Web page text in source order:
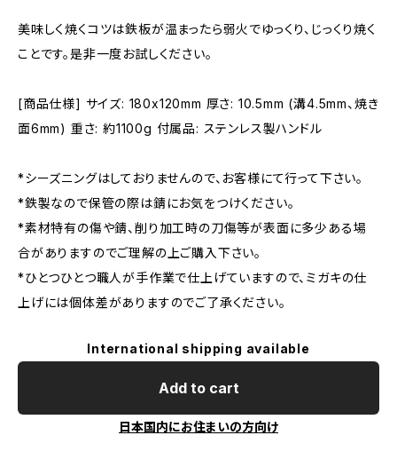
美味しく焼くコツは鉄板が温まったら弱火でゆっくり、じっくり焼く
ことです。是非一度お試しください。
[商品仕様] サイズ: 180x120mm 厚さ: 10.5mm (溝4.5mm、焼き
面6mm) 重さ: 約1100g 付属品: ステンレス製ハンドル
*シーズニングはしておりませんので、お客様にて行って下さい。
*鉄製なので保管の際は錆にお気をつけください。
*素材特有の傷や錆、削り加工時の刀傷等が表面に多少ある場
合がありますのでご理解の上ご購入下さい。
*ひとつひとつ職人が手作業で仕上げていますので、ミガキの仕
上げには個体差がありますのでご了承ください。
International shipping available
Add to cart
日本国内にお住まいの方向け